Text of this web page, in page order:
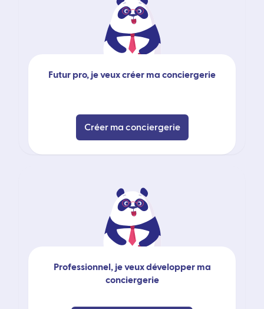
Futur pro, je veux créer ma conciergerie
Créer ma conciergerie
Professionnel, je veux développer ma
conciergerie